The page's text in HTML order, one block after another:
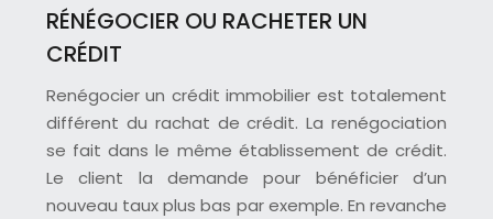
RÉNÉGOCIER OU RACHETER UN
CRÉDIT
Renégocier un crédit immobilier est totalement
différent du rachat de crédit. La renégociation
se fait dans le même établissement de crédit.
Le client la demande pour bénéficier d’un
nouveau taux plus bas par exemple. En revanche